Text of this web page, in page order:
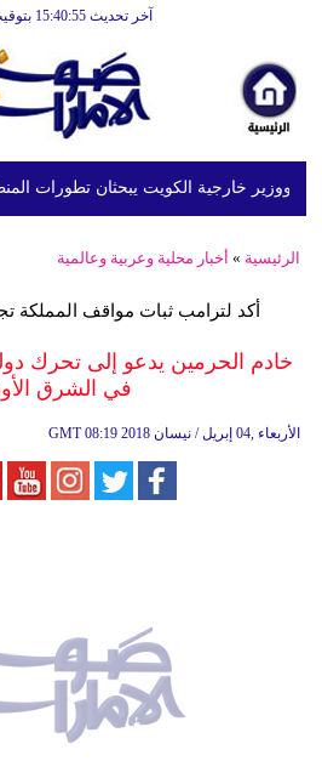
آخر تحديث 15:40:55 بتوقيت أبوظبي
ووزير خارجية الكويت يبحثان تطورات
الرئيسية » أخبار محلية وعربية وعالمية
أكد لترامب ثبات مواقف المملكة
خادم الحرمين يدعو إلى تحرك
في الشرق
GMT 08:19 2018 الأربعاء ,04 إبريل / نيسان